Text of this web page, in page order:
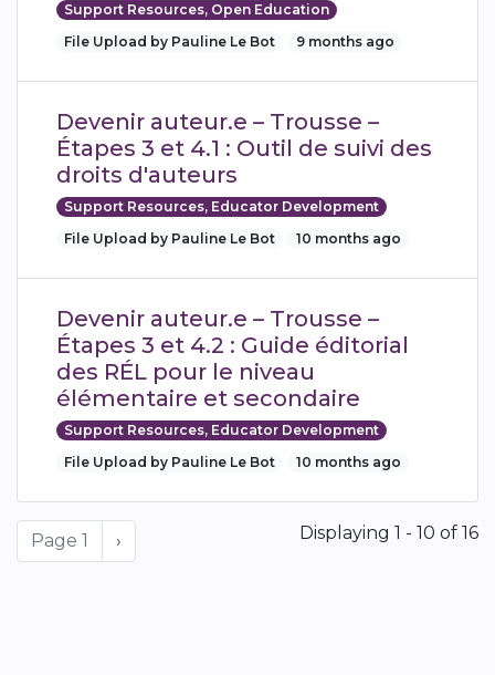
Support Resources, Open Education
File Upload by Pauline Le Bot
9 months ago
Devenir auteur.e – Trousse –
Étapes 3 et 4.1 : Outil de suivi des
droits d'auteurs
Support Resources, Educator Development
File Upload by Pauline Le Bot
10 months ago
Devenir auteur.e – Trousse –
Étapes 3 et 4.2 : Guide éditorial
des RÉL pour le niveau
élémentaire et secondaire
Support Resources, Educator Development
File Upload by Pauline Le Bot
10 months ago
Pagination
Page 1
Next
page
› Displaying 1 - 10 of 16